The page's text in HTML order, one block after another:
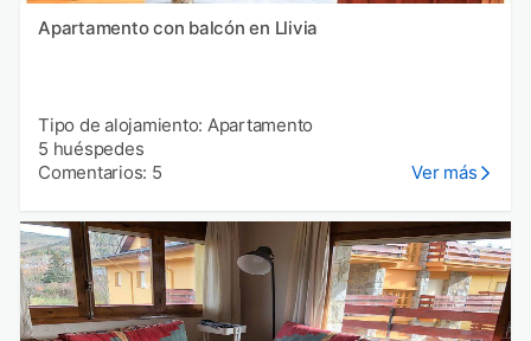
Apartamento con balcón en Llivia
Tipo de alojamiento: Apartamento
5 huéspedes
Comentarios: 5
Ver más